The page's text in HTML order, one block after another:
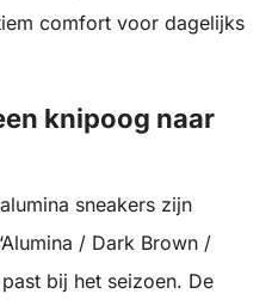
comfort voor dagelijks
knipoog naar
sneakers zijn
/ Dark Brown /
bij het seizoen. De